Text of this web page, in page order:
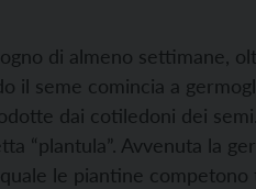
di almeno settimane,
il seme comincia a
dai cotiledoni dei
“plantula”. Avvenuta la
le piantine